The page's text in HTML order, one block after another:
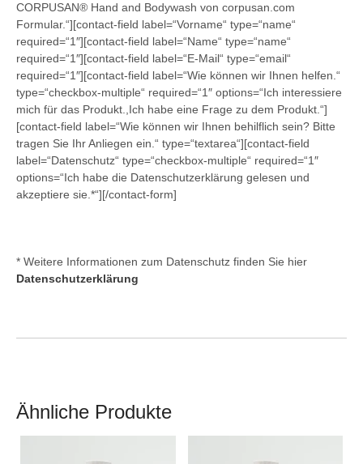
CORPUSAN® Hand and Bodywash von corpusan.com
Formular.“][contact-field label=“Vorname“ type=“name“
required=“1″][contact-field label=“Name“ type=“name“
required=“1″][contact-field label=“E-Mail“ type=“email“
required=“1″][contact-field label=“Wie können wir Ihnen helfen.“
type=“checkbox-multiple“ required=“1″ options=“Ich interessiere
mich für das Produkt.,Ich habe eine Frage zu dem Produkt.“]
[contact-field label=“Wie können wir Ihnen behilflich sein? Bitte
tragen Sie Ihr Anliegen ein.“ type=“textarea“][contact-field
label=“Datenschutz“ type=“checkbox-multiple“ required=“1″
options=“Ich habe die Datenschutzerklärung gelesen und
akzeptiere sie.*“][/contact-form]
* Weitere Informationen zum Datenschutz finden Sie hier
Datenschutzerklärung
Ähnliche Produkte